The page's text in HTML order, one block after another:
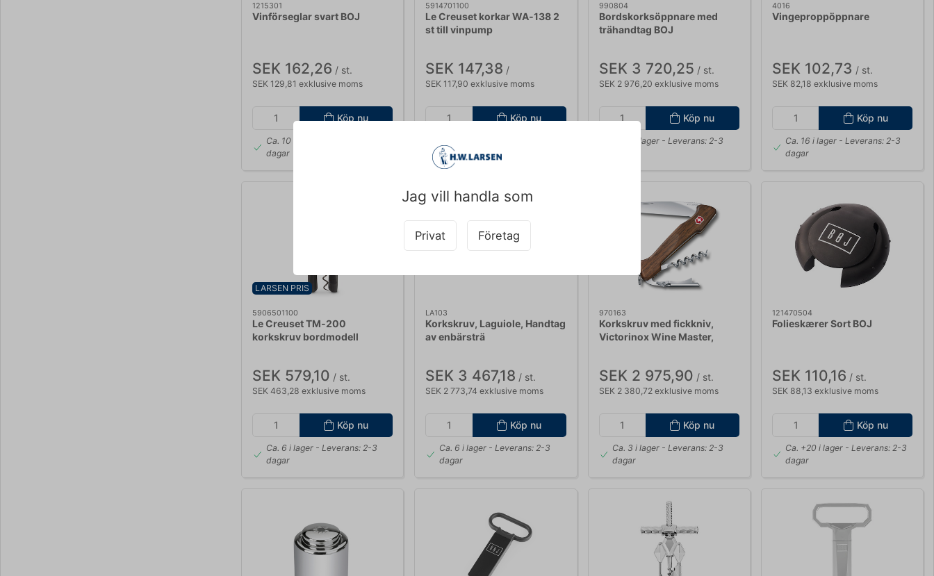
Jag vill handla som
Privat Företag
1215301
Vinförseglar svart BOJ
SEK 162,26 / st.
SEK 129,81 exklusive moms
Köp nu
Ca. 10 i lager
dagar
5914701100
Le Creuset korkar WA‑138 2
st till vinpump
SEK 147,38 / 
SEK 117,90 exklusive moms
Köp nu
dagar
990804
Bordskorksöppnare med
trähandtag BOJ
SEK 3 720,25 / st.
SEK 2 976,20 exklusive moms
Köp nu
Ca. 5 i lager- Leverans: 2-3
4016
Vingeproppöppnare
SEK 102,73 / st.
SEK 82,18 exklusive moms
Köp nu
Ca. 16 i lager - Leverans: 2-3
dagar
LARSEN PRIS
5906501100
Le Creuset TM‑200
korkskruv bordmodell
SEK 579,10 / st.
SEK 463,28 exklusive moms
Köp nu
Ca. 6 i lager - Leverans: 2-3
dagar
LA103
Korkskruv, Laguiole, Handtag
av enbärsträ
SEK 3 467,18 / st.
SEK 2 773,74 exklusive moms
Köp nu
Ca. 6 i lager - Leverans: 2-3
dagar
970163
Korkskruv med fickkniv,
Victorinox Wine Master,
SEK 2 975,90 / st.
SEK 2 380,72 exklusive moms
Köp nu
Ca. 3 i lager - Leverans: 2-3
dagar
121470504
Folieskærer Sort BOJ
SEK 110,16 / st.
SEK 88,13 exklusive moms
Köp nu
Ca. +20 i lager- Leverans: 2-3
dagar